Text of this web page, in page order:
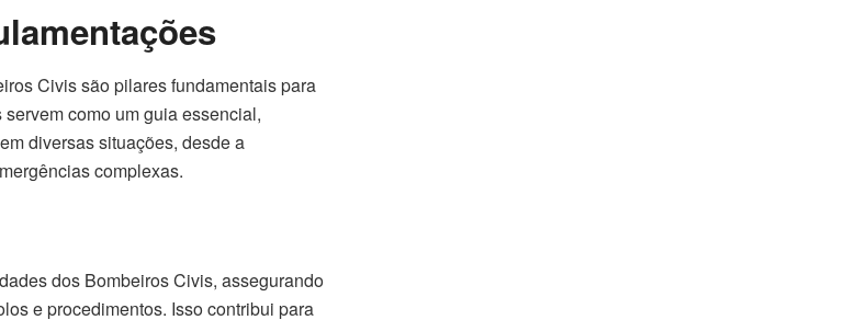
Civis são pilares fundamentais para
como um guia essencial,
diversas situações, desde a
complexas.
dos Bombeiros Civis, assegurando
e procedimentos. Isso contribui para